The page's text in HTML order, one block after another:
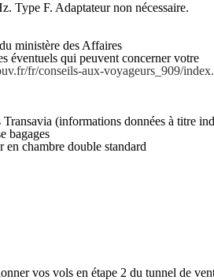
F. Adaptateur non nécessaire.
ministère des Affaires
éventuels qui peuvent concerner votre
fr/conseils-aux-voyageurs_909/
(informations données à titre
bagages
chambre double standard
vos vols en étape 2 du tunnel de